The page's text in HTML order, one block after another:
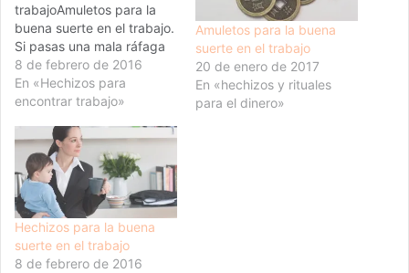
trabajoAmuletos para la
buena suerte en el trabajo.
Si pasas una mala ráfaga
en el trabajo ahora, los
amuletos para la fortuna
en el trabajo podrían
suerte, y asistirte con
empujón extra! Los
amuletos para la buena
suerte…
8 de febrero de 2016
En «Hechizos para
encontrar trabajo»
Amuletos para la buena
suerte en el trabajo
20 de enero de 2017
En «hechizos y rituales
para el dinero»
Hechizos para la buena
suerte en el trabajo
8 de febrero de 2016